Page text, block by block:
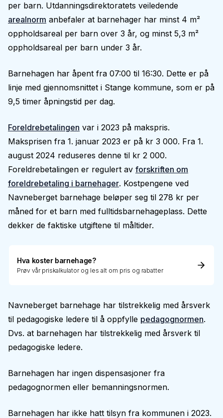
per barn. Utdanningsdirektoratets veiledende
arealnorm anbefaler at barnehager har minst 4 m²
oppholdsareal per barn over 3 år, og minst 5,3 m²
oppholdsareal per barn under 3 år.
Barnehagen har åpent fra 07:00 til 16:30. Dette er på
linje med gjennomsnittet i Stange kommune, som er på
9,5 timer åpningstid per dag.
Foreldrebetalingen var i 2023 på makspris.
Maksprisen fra 1. januar 2023 er på kr 3 000. Fra 1.
august 2024 reduseres denne til kr 2 000.
Foreldrebetalingen er regulert av forskriften om
foreldrebetaling i barnehager. Kostpengene ved
Navneberget barnehage beløper seg til 278 kr per
måned for et barn med fulltidsbarnehageplass. Dette
dekker de faktiske utgiftene til måltider.
Hva koster barnehage?
Prøv vår priskalkulator og les alt om pris og rabatter
Navneberget barnehage har tilstrekkelig med årsverk
til pedagogiske ledere til å oppfylle pedagognormen.
Dvs. at barnehagen har tilstrekkelig med årsverk til
pedagogiske ledere.
Barnehagen har ingen dispensasjoner fra
pedagognormen eller bemanningsnormen.
Barnehagen har ikke hatt tilsyn fra kommunen i 2023.